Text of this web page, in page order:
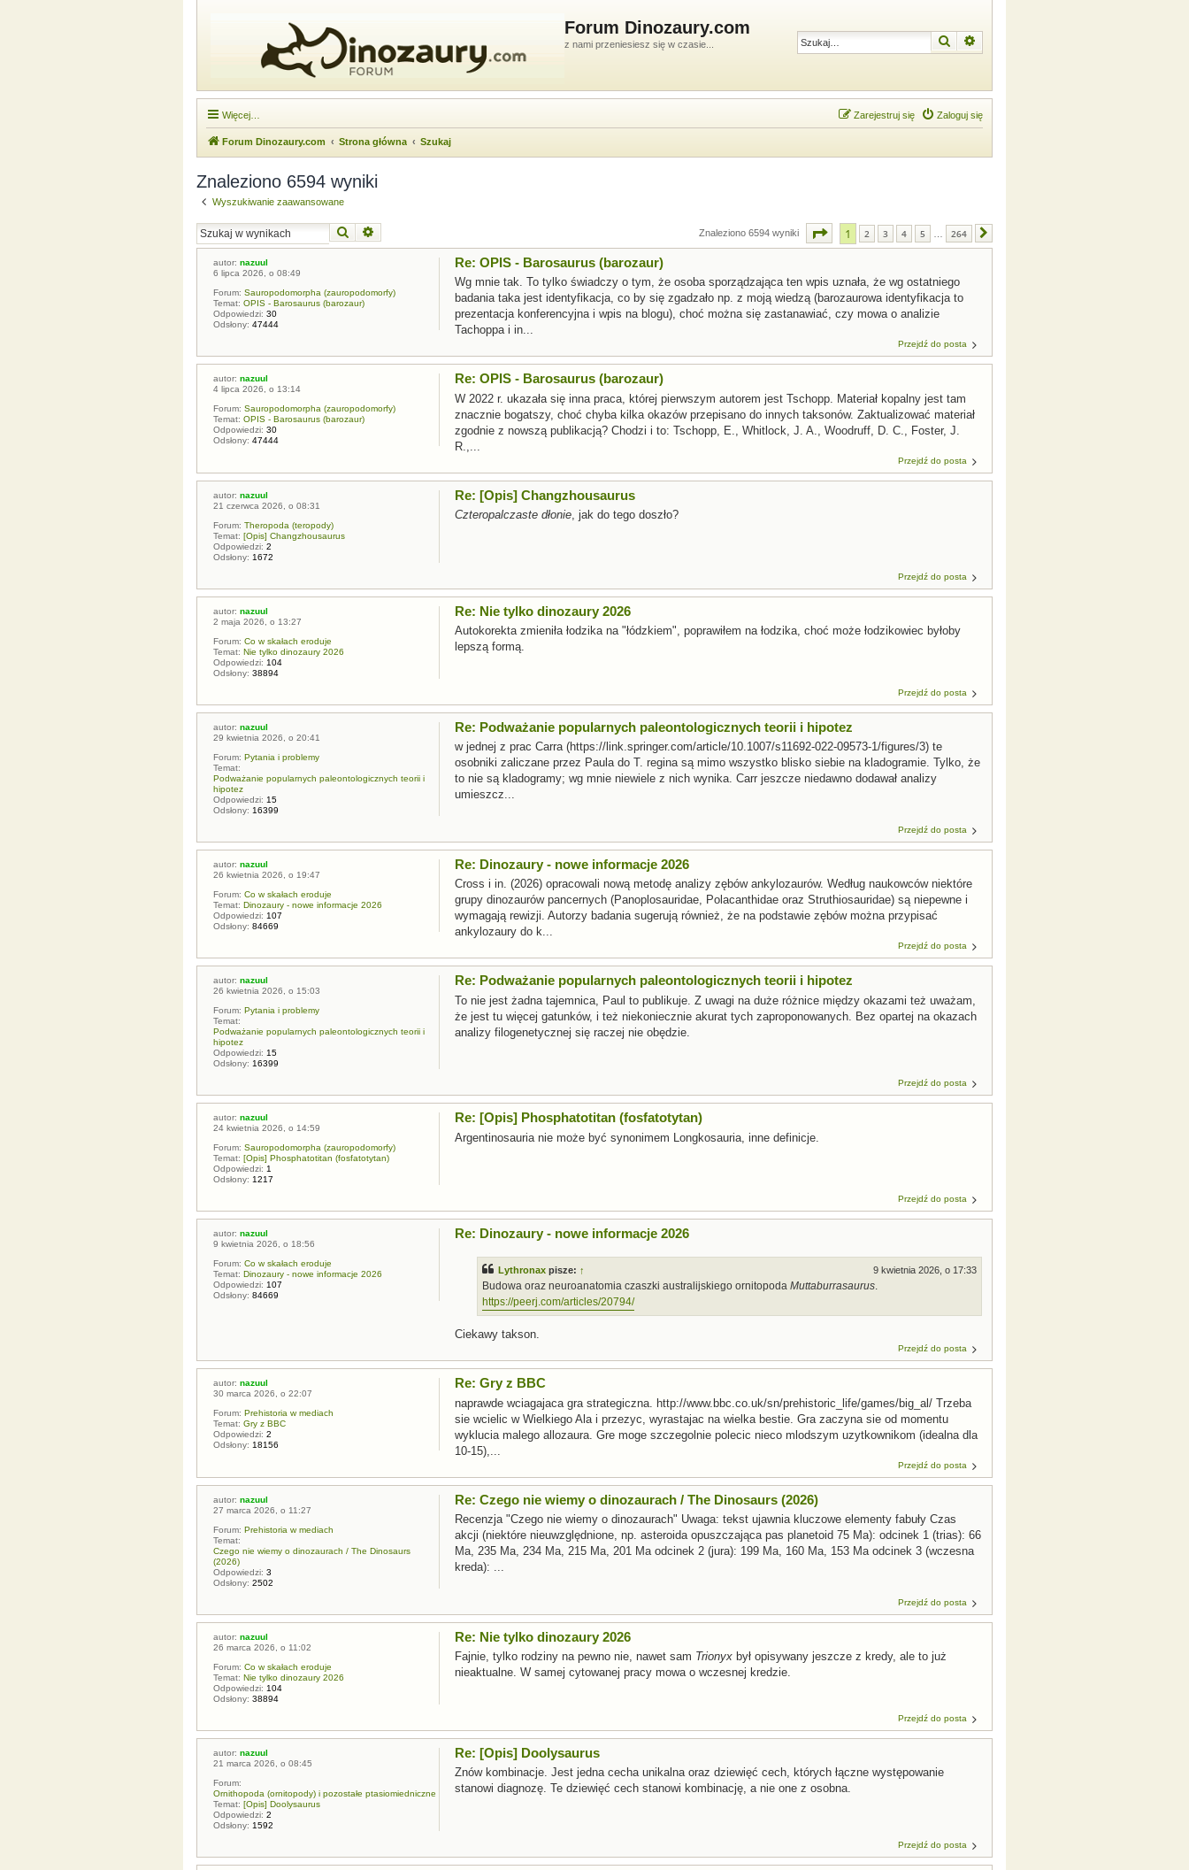
Forum Dinozaury.com
z nami przeniesiesz się w czasie... Szukaj
Więcej… Zaloguj się
Zarejestruj się
Forum Dinozaury.com Strona główna Szukaj
Znaleziono 6594 wyniki
Wyszukiwanie zaawansowane
Szukaj Znaleziono 6594 wyniki Strona z 264
1 2 3 4 5 264
autor: nazuul
6 lipca 2026, o 08:49
Forum: Sauropodomorpha (zauropodomorfy)
Temat: OPIS - Barosaurus (barozaur)
Odpowiedzi: 30
Odsłony: 47444
Re: OPIS - Barosaurus (barozaur)
Wg mnie tak. To tylko świadczy o tym, że osoba sporządzająca ten wpis uznała, że wg ostatniego
badania taka jest identyfikacja, co by się zgadzało np. z moją wiedzą (barozaurowa identyfikacja to
prezentacja konferencyjna i wpis na blogu), choć można się zastanawiać, czy mowa o analizie
Tachoppa i in...
Przejdź do posta
autor: nazuul
4 lipca 2026, o 13:14
Forum: Sauropodomorpha (zauropodomorfy)
Temat: OPIS - Barosaurus (barozaur)
Odpowiedzi: 30
Odsłony: 47444
Re: OPIS - Barosaurus (barozaur)
W 2022 r. ukazała się inna praca, której pierwszym autorem jest Tschopp. Materiał kopalny jest tam
znacznie bogatszy, choć chyba kilka okazów przepisano do innych taksonów. Zaktualizować materiał
zgodnie z nowszą publikacją? Chodzi i to: Tschopp, E., Whitlock, J. A., Woodruff, D. C., Foster, J.
R.,...
Przejdź do posta
autor: nazuul
21 czerwca 2026, o 08:31
Forum: Theropoda (teropody)
Temat: [Opis] Changzhousaurus
Odpowiedzi: 2
Odsłony: 1672
Re: [Opis] Changzhousaurus
Czteropalczaste dłonie, jak do tego doszło?
Przejdź do posta
autor: nazuul
2 maja 2026, o 13:27
Forum: Co w skałach eroduje
Temat: Nie tylko dinozaury 2026
Odpowiedzi: 104
Odsłony: 38894
Re: Nie tylko dinozaury 2026
Autokorekta zmieniła łodzika na "łódzkiem", poprawiłem na łodzika, choć może łodzikowiec byłoby
lepszą formą.
Przejdź do posta
autor: nazuul
29 kwietnia 2026, o 20:41
Forum: Pytania i problemy
Temat:
Podważanie popularnych paleontologicznych teorii i
hipotez
Odpowiedzi: 15
Odsłony: 16399
Re: Podważanie popularnych paleontologicznych teorii i hipotez
w jednej z prac Carra (https://link.springer.com/article/10.1007/s11692-022-09573-1/figures/3) te
osobniki zaliczane przez Paula do T. regina są mimo wszystko blisko siebie na kladogramie. Tylko, że
to nie są kladogramy; wg mnie niewiele z nich wynika. Carr jeszcze niedawno dodawał analizy
umieszcz...
Przejdź do posta
autor: nazuul
26 kwietnia 2026, o 19:47
Forum: Co w skałach eroduje
Temat: Dinozaury - nowe informacje 2026
Odpowiedzi: 107
Odsłony: 84669
Re: Dinozaury - nowe informacje 2026
Cross i in. (2026) opracowali nową metodę analizy zębów ankylozaurów. Według naukowców niektóre
grupy dinozaurów pancernych (Panoplosauridae, Polacanthidae oraz Struthiosauridae) są niepewne i
wymagają rewizji. Autorzy badania sugerują również, że na podstawie zębów można przypisać
ankylozaury do k...
Przejdź do posta
autor: nazuul
26 kwietnia 2026, o 15:03
Forum: Pytania i problemy
Temat:
Podważanie popularnych paleontologicznych teorii i
hipotez
Odpowiedzi: 15
Odsłony: 16399
Re: Podważanie popularnych paleontologicznych teorii i hipotez
To nie jest żadna tajemnica, Paul to publikuje. Z uwagi na duże różnice między okazami też uważam,
że jest tu więcej gatunków, i też niekoniecznie akurat tych zaproponowanych. Bez opartej na okazach
analizy filogenetycznej się raczej nie obędzie.
Przejdź do posta
autor: nazuul
24 kwietnia 2026, o 14:59
Forum: Sauropodomorpha (zauropodomorfy)
Temat: [Opis] Phosphatotitan (fosfatotytan)
Odpowiedzi: 1
Odsłony: 1217
Re: [Opis] Phosphatotitan (fosfatotytan)
Argentinosauria nie może być synonimem Longkosauria, inne definicje.
Przejdź do posta
autor: nazuul
9 kwietnia 2026, o 18:56
Forum: Co w skałach eroduje
Temat: Dinozaury - nowe informacje 2026
Odpowiedzi: 107
Odsłony: 84669
Re: Dinozaury - nowe informacje 2026
Lythronaxpisze: ↑ 9 kwietnia 2026, o 17:33
Budowa oraz neuroanatomia czaszki australijskiego ornitopoda Muttaburrasaurus.
https://peerj.com/articles/20794/
Ciekawy takson.
Przejdź do posta
autor: nazuul
30 marca 2026, o 22:07
Forum: Prehistoria w mediach
Temat: Gry z BBC
Odpowiedzi: 2
Odsłony: 18156
Re: Gry z BBC
naprawde wciagajaca gra strategiczna. http://www.bbc.co.uk/sn/prehistoric_life/games/big_al/ Trzeba
sie wcielic w Wielkiego Ala i przezyc, wyrastajac na wielka bestie. Gra zaczyna sie od momentu
wyklucia malego allozaura. Gre moge szczegolnie polecic nieco mlodszym uzytkownikom (idealna dla
10-15),...
Przejdź do posta
autor: nazuul
27 marca 2026, o 11:27
Forum: Prehistoria w mediach
Temat:
Czego nie wiemy o dinozaurach / The Dinosaurs
(2026)
Odpowiedzi: 3
Odsłony: 2502
Re: Czego nie wiemy o dinozaurach / The Dinosaurs (2026)
Recenzja "Czego nie wiemy o dinozaurach" Uwaga: tekst ujawnia kluczowe elementy fabuły Czas
akcji (niektóre nieuwzględnione, np. asteroida opuszczająca pas planetoid 75 Ma): odcinek 1 (trias): 66
Ma, 235 Ma, 234 Ma, 215 Ma, 201 Ma odcinek 2 (jura): 199 Ma, 160 Ma, 153 Ma odcinek 3 (wczesna
kreda): ...
Przejdź do posta
autor: nazuul
26 marca 2026, o 11:02
Forum: Co w skałach eroduje
Temat: Nie tylko dinozaury 2026
Odpowiedzi: 104
Odsłony: 38894
Re: Nie tylko dinozaury 2026
Fajnie, tylko rodziny na pewno nie, nawet sam Trionyxbył opisywany jeszcze z kredy, ale to już
nieaktualne. W samej cytowanej pracy mowa o wczesnej kredzie.
Przejdź do posta
autor: nazuul
21 marca 2026, o 08:45
Forum:
Ornithopoda (ornitopody) i pozostałe ptasiomiedniczne
Temat: [Opis] Doolysaurus
Odpowiedzi: 2
Odsłony: 1592
Re: [Opis] Doolysaurus
Znów kombinacje. Jest jedna cecha unikalna oraz dziewięć cech, których łączne występowanie
stanowi diagnozę. Te dziewięć cech stanowi kombinację, a nie one z osobna.
Przejdź do posta